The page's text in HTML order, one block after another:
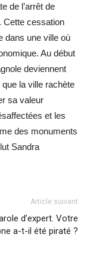
de l’arrêt de
Cette cessation
dans une ville où
Au début
deviennent
que la ville rachète
sa valeur
et les
des monuments
Sandra
Article suivant
d’expert. Votre
a-t-il été piraté ?